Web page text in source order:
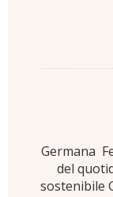
Germana
del
sostenibile